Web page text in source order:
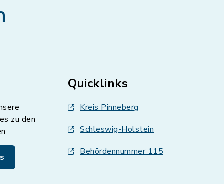
zu den
Quicklinks
Kreis Pinneberg
Schleswig-Holstein
Behördennummer 115